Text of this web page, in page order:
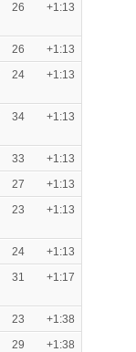
26 +1:13
26
+1:13
24 +1:13
34 +1:13
33
+1:13
27
+1:13
23 +1:13
24
+1:13
31 +1:17
23
+1:38
29
+1:38